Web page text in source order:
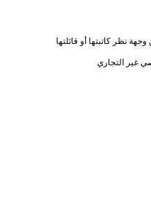
نظر كاتبتها أو قائلتها
غير التجاري